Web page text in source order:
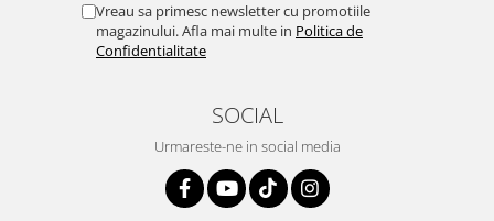
Vreau sa primesc newsletter cu promotiile
magazinului. Afla mai multe in Politica de
Confidentialitate
SOCIAL
Urmareste-ne in social media